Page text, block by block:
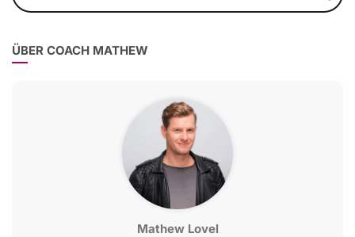
ÜBER COACH MATHEW
Mathew Lovel